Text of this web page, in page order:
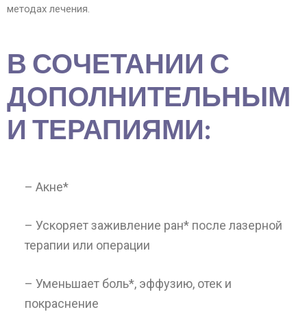
методах лечения.
В СОЧЕТАНИИ С
ДОПОЛНИТЕЛЬНЫМ
И ТЕРАПИЯМИ:
– Акне*
– Ускоряет заживление ран* после лазерной
терапии или операции
– Уменьшает боль*, эффузию, отек и
покраснение